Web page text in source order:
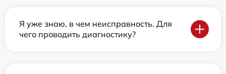
Я уже знаю, в чем неисправность. Для
чего проводить диагностику?